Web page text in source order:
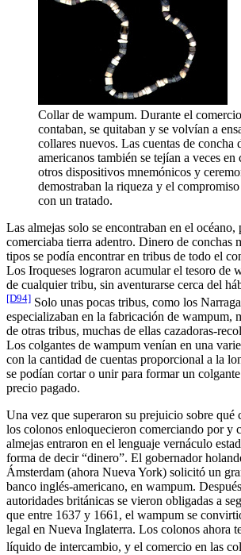
Collar de wampum. Durante el
contaban, se quitaban y se volvían a
collares nuevos. Las cuentas de concha
americanos también se tejían a veces en
otros dispositivos mnemónicos y
demostraban la riqueza y el
con un tratado.
Las almejas solo se encontraban en el
comerciaba tierra adentro. Dinero de conchas
tipos se podía encontrar en tribus de todo el
Los Iroqueses lograron acumular el tesoro de
de cualquier tribu, sin aventurarse cerca del
[D94] Solo unas pocas tribus, como los
especializaban en la fabricación de wampum,
de otras tribus, muchas de ellas cazadoras-
Los colgantes de wampum venían en una
con la cantidad de cuentas proporcional a la
se podían cortar o unir para formar un
precio pagado.
Una vez que superaron su prejuicio sobre qué
los colonos enloquecieron comerciando por y
almejas entraron en el lenguaje vernáculo
forma de decir “dinero”. El gobernador
Ámsterdam (ahora Nueva York) solicitó un
banco inglés-americano, en wampum.
autoridades británicas se vieron obligadas a
que entre 1637 y 1661, el wampum se
legal en Nueva Inglaterra. Los colonos ahora
líquido de intercambio, y el comercio en las